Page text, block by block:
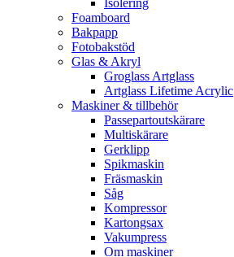
Isolering
Foamboard
Bakpapp
Fotobakstöd
Glas & Akryl
Groglass Artglass
Artglass Lifetime Acrylic
Maskiner & tillbehör
Passepartoutskärare
Multiskärare
Gerklipp
Spikmaskin
Fräsmaskin
Såg
Kompressor
Kartongsax
Vakumpress
Om maskiner